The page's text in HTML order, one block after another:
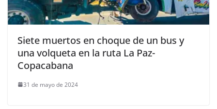
Siete muertos en choque de un bus y
una volqueta en la ruta La Paz-
Copacabana
31 de mayo de 2024